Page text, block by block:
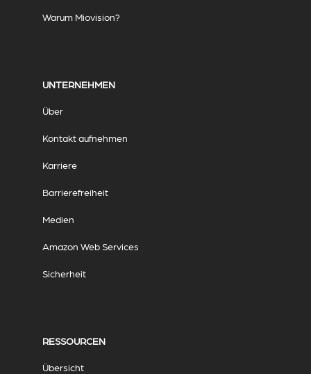
Warum Miovision?
UNTERNEHMEN
Über
Kontakt aufnehmen
Karriere
Barrierefreiheit
Medien
Amazon Web Services
Sicherheit
RESSOURCEN
Übersicht